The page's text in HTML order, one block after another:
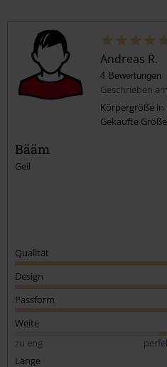
Andreas R.
4 Bewertungen
Geschrieben
Körpergröße in
Gekaufte
Bääm
Geil
Qualität
Design
Passform
Weite
zu eng
Länge